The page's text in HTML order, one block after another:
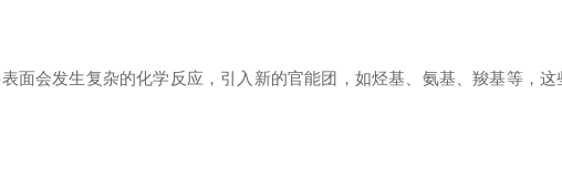
面会发生复杂的化学反应，引入新的官能团，如烃基、氨基、羧基等，这